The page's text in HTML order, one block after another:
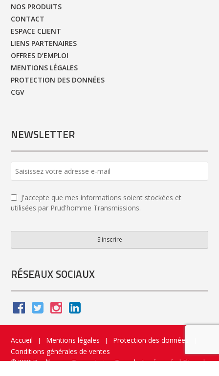
NOS PRODUITS
CONTACT
ESPACE CLIENT
LIENS PARTENAIRES
OFFRES D’EMPLOI
MENTIONS LÉGALES
PROTECTION DES DONNÉES
CGV
NEWSLETTER
J'accepte que mes informations soient stockées et
utilisées par Prud'homme Transmissions.
S'inscrire
Email *
RÉSEAUX SOCIAUX
Accueil | Mentions légales | Protection des données
Conditions générales de ventes
© 2026 Prud’homme Transmission. Tous droits réservés|Flippad